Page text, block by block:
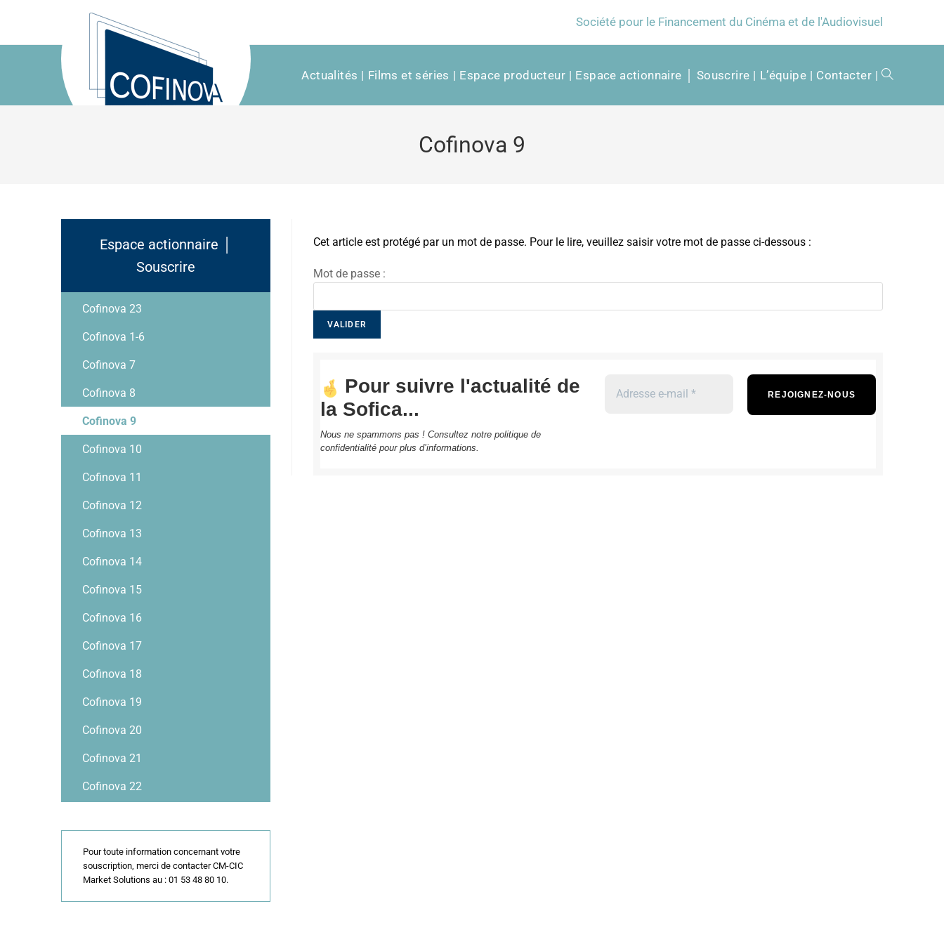
Société pour le Financement du Cinéma et de l'Audiovisuel
Actualités Films et séries Espace producteur Espace actionnaire │ Souscrire L’équipe Contacter
Cofinova 9
Cet article est protégé par un mot de passe. Pour le lire, veuillez saisir votre mot de passe ci-dessous :
Mot de passe :
Pour suivre l'actualité de
la Sofica...
Nous ne spammons pas ! Consultez notre politique de
confidentialitépour plus d’informations.
Espace actionnaire │
Souscrire
Cofinova 23
Cofinova 1-6
Cofinova 7
Cofinova 8
Cofinova 9
Cofinova 10
Cofinova 11
Cofinova 12
Cofinova 13
Cofinova 14
Cofinova 15
Cofinova 16
Cofinova 17
Cofinova 18
Cofinova 19
Cofinova 20
Cofinova 21
Cofinova 22
Pour toute information concernant votre
souscription, merci de contacter CM-CIC
Market Solutions au : 01 53 48 80 10.